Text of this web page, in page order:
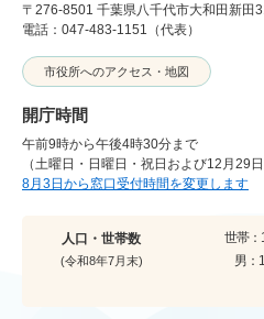
〒276-8501 千葉県八千代市大和田新田
電話：047-483-1151（代表）
市役所へのアクセス・地図
開庁時間
午前9時から午後4時30分まで
（土曜日・日曜日・祝日および12月29
8月3日から窓口受付時間を変更します
人口・世帯数
(令和8年7月末)
世帯：
男：